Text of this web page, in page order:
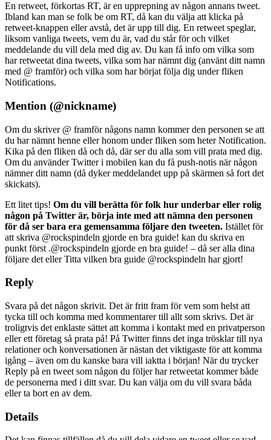
En retweet, förkortas RT, är en upprepning av någon annans tweet.
Ibland kan man se folk be om RT, då kan du välja att klicka på
retweet-knappen eller avstå, det är upp till dig. En retweet speglar,
liksom vanliga tweets, vem du är, vad du står för och vilket
meddelande du vill dela med dig av. Du kan få info om vilka som
har retweetat dina tweets, vilka som har nämnt dig (använt ditt namn
med @ framför) och vilka som har börjat följa dig under fliken
Notifications.
Mention (@nickname)
Om du skriver @ framför någons namn kommer den personen se att
du har nämnt henne eller honom under fliken som heter Notification.
Kika på den fliken då och då, där ser du alla som vill prata med dig.
Om du använder Twitter i mobilen kan du få push-notis när någon
nämner ditt namn (då dyker meddelandet upp på skärmen så fort det
skickats).
Ett litet tips! Om du vill berätta för folk hur underbar eller rolig
någon på Twitter är, börja inte med att nämna den personen
för då ser bara era gemensamma följare den tweeten. Istället för
att skriva @rockspindeln gjorde en bra guide! kan du skriva en
punkt först .@rockspindeln gjorde en bra guide! – då ser alla dina
följare det eller Titta vilken bra guide @rockspindeln har gjort!
Reply
Svara på det någon skrivit. Det är fritt fram för vem som helst att
tycka till och komma med kommentarer till allt som skrivs. Det är
troligtvis det enklaste sättet att komma i kontakt med en privatperson
eller ett företag så prata på! På Twitter finns det inga trösklar till nya
relationer och konversationen är nästan det viktigaste för att komma
igång – även om du kanske bara vill iaktta i början! När du trycker
Reply på en tweet som någon du följer har retweetat kommer både
de personerna med i ditt svar. Du kan välja om du vill svara båda
eller ta bort en av dem.
Details